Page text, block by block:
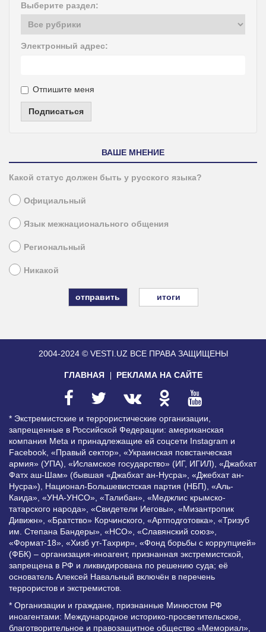
Выберите раздел:
Электронный адрес:
Отпишите меня
Подписаться
ВАШЕ МНЕНИЕ
Какой статус должен быть у русского языка?
Официальный
Язык межнационального общения
Региональный
Никакой
итоги
2004-2024 © VESTI.UZ ВСЕ ПРАВА ЗАЩИЩЕНЫ
ГЛАВНАЯ РЕКЛАМА НА САЙТЕ
* Экстремистские и террористические организации,
запрещенные в Российской Федерации: американская
компания Meta и принадлежащие ей соцсети Instagram и
Facebook, «Правый сектор», «Украинская повстанческая
армия» (УПА), «Исламское государство» (ИГ, ИГИЛ), «Джабхат
Фатх аш-Шам» (бывшая «Джабхат ан-Нусра», «Джебхат ан-
Нусра»), Национал-Большевистская партия (НБП), «Аль-
Каида», «УНА-УНСО», «Талибан», «Меджлис крымско-
татарского народа», «Свидетели Иеговы», «Мизантропик
Дивижн», «Братство» Корчинского, «Артподготовка», «Тризуб
им. Степана Бандеры», «НСО», «Славянский союз»,
«Формат-18», «Хизб ут-Тахрир», «Фонд борьбы с коррупцией»
(ФБК) – организация-иноагент, признанная экстремистской,
запрещена в РФ и ликвидирована по решению суда; её
основатель Алексей Навальный включён в перечень
террористов и экстремистов.
* Организации и граждане, признанные Минюстом РФ
иноагентами: Международное историко-просветительское,
благотворительное и правозащитное общество «Мемориал»,